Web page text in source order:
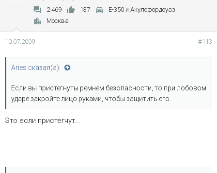
2 469 137
Е-350 и Акулофордоуаз
Москва
10.07.2009 #113
Aries сказал(а):
Если вы пристегнуты ремнем безопасности, то при лобовом
ударе закройте лицо руками, чтобы защитить его.
Это если пристегнут...